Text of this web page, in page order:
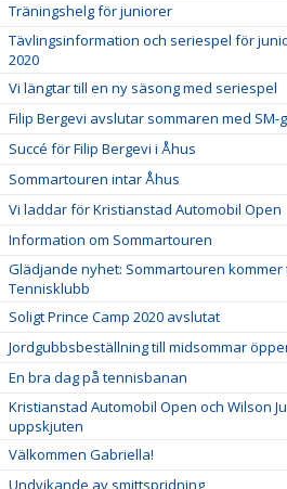
Träningshelg för juniorer
Tävlingsinformation och seriespel för
2020
Vi längtar till en ny säsong med seriespel
Filip Bergevi avslutar sommaren med SM-
Succé för Filip Bergevi i Åhus
Sommartouren intar Åhus
Vi laddar för Kristianstad Automobil Open
Information om Sommartouren
Glädjande nyhet: Sommartouren kommer
Tennisklubb
Soligt Prince Camp 2020 avslutat
Jordgubbsbeställning till midsommar
En bra dag på tennisbanan
Kristianstad Automobil Open och Wilson
uppskjuten
Välkommen Gabriella!
Undvikande av smittspridning